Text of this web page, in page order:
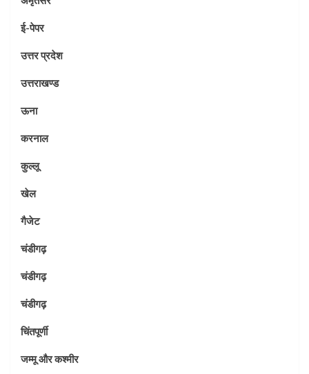
ई-पेपर
उत्तर प्रदेश
उत्तराखण्ड
ऊना
करनाल
कुल्लू
खेल
गैजेट
चंडीगढ़
चंडीगढ़
चंडीगढ़
चिंतपूर्णी
जम्मू और कश्मीर